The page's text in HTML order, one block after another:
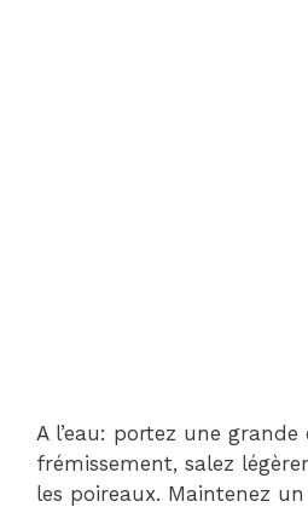
A l’eau: portez une grande
frémissement, salez
les poireaux. Maintenez